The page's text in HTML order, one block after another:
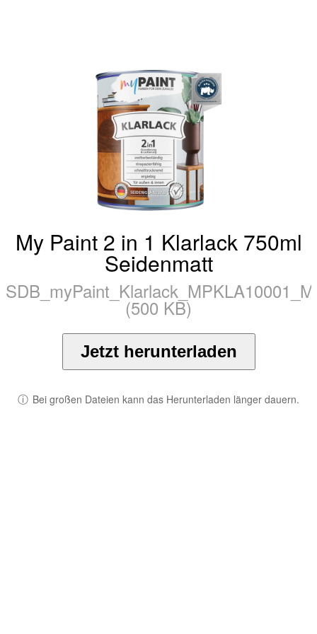
My Paint 2 in 1 Klarlack 750ml
Seidenmatt
(500 KB)
Jetzt herunterladen
ⓘ Bei großen Dateien kann das Herunterladen länger dauern.